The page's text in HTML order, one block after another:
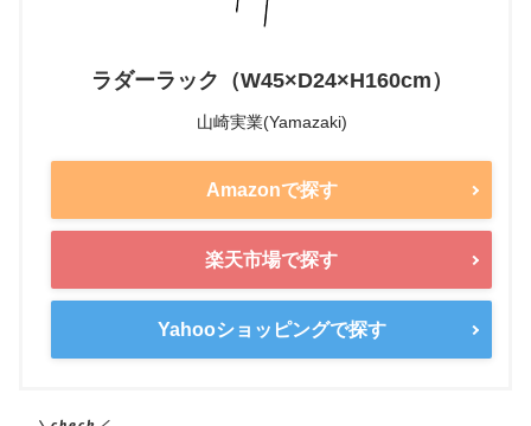
ラダーラック（W45×D24×H160cm）
山崎実業(Yamazaki)
Amazonで探す
楽天市場で探す
Yahooショッピングで探す